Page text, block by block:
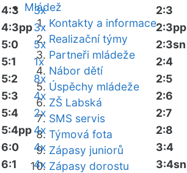
Mládež
Kontakty a informace
Realizační týmy
Partneři mládeže
Nábor dětí
Úspěchy mládeže
ZŠ Labská
SMS servis
Týmová fota
Zápasy juniorů
Zápasy dorostu
4:3
3x
4:3pp3x
5:0
5x
5:1
1x
5:2
8x
5:3
4x
5:4
2x
5:4pp4x
6:0
4x
6:1
4x
2:3
2:3pp
2:3sn
2:4
2:5
2:6
2:7
2:8
3:4
3:4sn